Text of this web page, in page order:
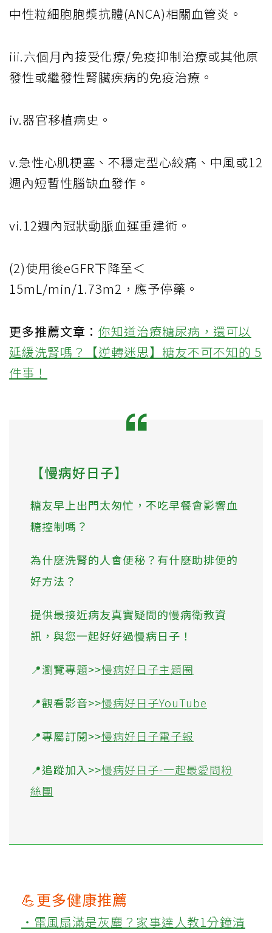
中性粒細胞胞漿抗體(ANCA)相關血管炎。
iii.六個月內接受化療/免疫抑制治療或其他原
發性或繼發性腎臟疾病的免疫治療。
iv.器官移植病史。
v.急性心肌梗塞、不穩定型心絞痛、中風或12
週內短暫性腦缺血發作。
vi.12週內冠狀動脈血運重建術。
(2)使用後eGFR下降至＜
15mL/min/1.73m2，應予停藥。
更多推薦文章： 你知道治療糖尿病，還可以
延緩洗腎嗎？【逆轉迷思】糖友不可不知的 5
件事！
【慢病好日子】
糖友早上出門太匆忙，不吃早餐會影響血
糖控制嗎？
為什麼洗腎的人會便秘？有什麼助排便的
好方法？
提供最接近病友真實疑問的慢病衛教資
訊，與您一起好好過慢病日子！
📍瀏覽專題>>慢病好日子主題圈
📍觀看影音>>慢病好日子YouTube
📍專屬訂閱>>慢病好日子電子報
📍追蹤加入>>慢病好日子-一起最愛問粉
絲團
💪更多健康推薦
‧電風扇滿是灰塵？家事達人教1分鐘清